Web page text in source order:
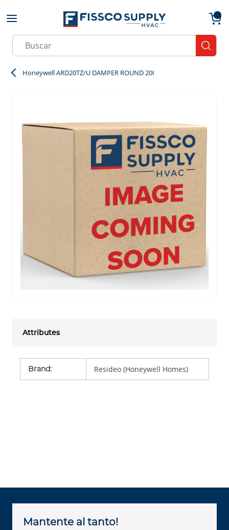
Skip to main content
Site Search
Honeywell ARD20TZ/U DAMPER ROUND 20I
Attributes
Brand: Resideo (Honeywell Homes)
Mantente al tanto!